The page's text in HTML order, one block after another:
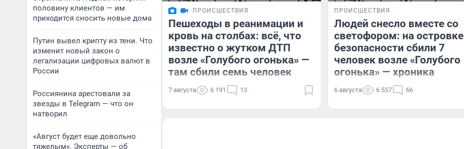
половину клиентов — им
приходится сносить новые дома
Путин вывел крипту из тени. Что
изменит новый закон о
легализации цифровых валют в
России
Россиянина арестовали за
звезды в Telegram — что он
натворил
«Август будет еще довольно
тяжелым». Эксперты — об
ПРОИСШЕСТВИЯ
Пешеходы в реанимации и
кровь на столбах: всё, что
известно о жутком ДТП
возле «Голубого огонька» —
там сбили семь человек
7 августа 6 191 13
ПРОИСШЕСТВИЯ
Людей снесло вместе со
светофором: на островке
безопасности сбили 7
человек возле «Голубого
огонька» — хроника
6 августа 6 557 66